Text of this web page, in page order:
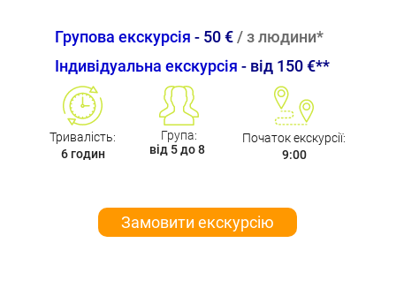
Групова екскурсія - 50 €/з людини*
Індивідуальна екскурсія - вiд 150 €**
Тривалість:
6 годин
Група:
вiд 5 до 8
Початок екскурсії:
9:00
Замовити екскурсію